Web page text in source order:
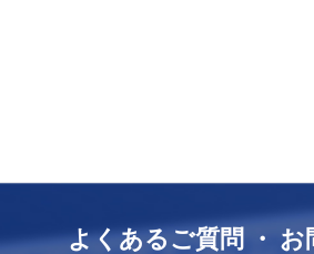
よくあるご質問 ・ お